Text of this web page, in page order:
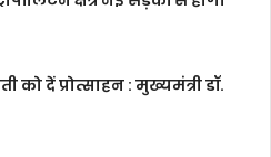
को दें प्रोत्साहन : मुख्यमंत्री डॉ.